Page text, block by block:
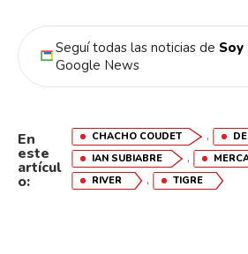
Seguí todas las noticias de Soy
Google News
En
este
artícul
o:
CHACHO COUDET ,
IAN SUBIABRE ,
RIVER , TIGRE